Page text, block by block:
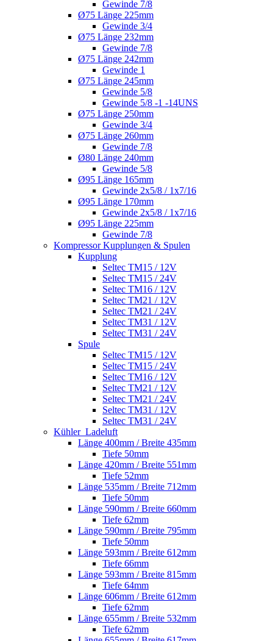
Gewinde 7/8
Ø75 Länge 225mm
Gewinde 3/4
Ø75 Länge 232mm
Gewinde 7/8
Ø75 Länge 242mm
Gewinde 1
Ø75 Länge 245mm
Gewinde 5/8
Gewinde 5/8 -1 -14UNS
Ø75 Länge 250mm
Gewinde 3/4
Ø75 Länge 260mm
Gewinde 7/8
Ø80 Länge 240mm
Gewinde 5/8
Ø95 Länge 165mm
Gewinde 2x5/8 / 1x7/16
Ø95 Länge 170mm
Gewinde 2x5/8 / 1x7/16
Ø95 Länge 225mm
Gewinde 7/8
Kompressor Kupplungen & Spulen
Kupplung
Seltec TM15 / 12V
Seltec TM15 / 24V
Seltec TM16 / 12V
Seltec TM21 / 12V
Seltec TM21 / 24V
Seltec TM31 / 12V
Seltec TM31 / 24V
Spule
Seltec TM15 / 12V
Seltec TM15 / 24V
Seltec TM16 / 12V
Seltec TM21 / 12V
Seltec TM21 / 24V
Seltec TM31 / 12V
Seltec TM31 / 24V
Kühler_Ladeluft
Länge 400mm / Breite 435mm
Tiefe 50mm
Länge 420mm / Breite 551mm
Tiefe 52mm
Länge 535mm / Breite 712mm
Tiefe 50mm
Länge 590mm / Breite 660mm
Tiefe 62mm
Länge 590mm / Breite 795mm
Tiefe 50mm
Länge 593mm / Breite 612mm
Tiefe 66mm
Länge 593mm / Breite 815mm
Tiefe 64mm
Länge 606mm / Breite 612mm
Tiefe 62mm
Länge 655mm / Breite 532mm
Tiefe 62mm